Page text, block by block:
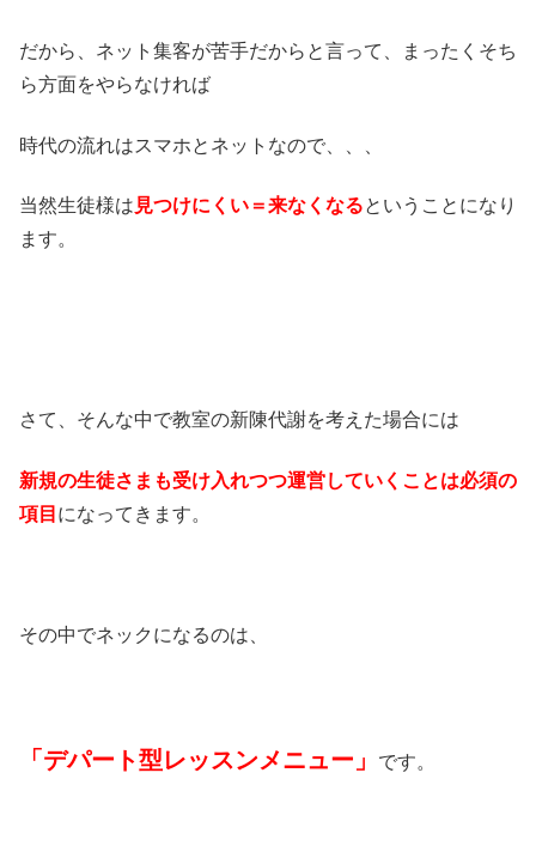
だから、ネット集客が苦手だからと言って、まったくそち
ら方面をやらなければ
時代の流れはスマホとネットなので、、、
当然生徒様は 見つけにくい＝来なくなるということになり
ます。
さて、そんな中で教室の新陳代謝を考えた場合には
新規の生徒さまも受け入れつつ運営していくことは必須の
項目 になってきます。
その中でネックになるのは、
「デパート型レッスンメニュー」 です。